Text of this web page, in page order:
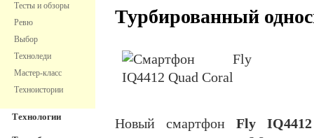
Тесты и обзоры
Ревю
Выбор
Техноледи
Мастер-класс
Техноистории
Технологии
Турбированный
Новый смартфонFly